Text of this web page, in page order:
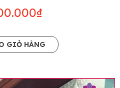
GIỎ HÀNG